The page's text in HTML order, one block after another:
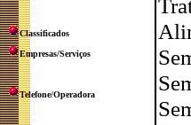
Classificados
Empresas/Serviços
Telefone/Operadora